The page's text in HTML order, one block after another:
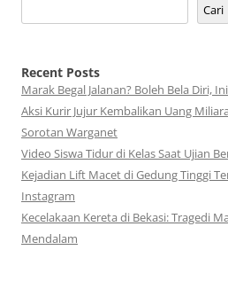
Cari
Recent Posts
Marak Begal Jalanan? Boleh Bela Diri,
Aksi Kurir Jujur Kembalikan Uang
Sorotan Warganet
Video Siswa Tidur di Kelas Saat Ujian
Kejadian Lift Macet di Gedung Tinggi
Instagram
Kecelakaan Kereta di Bekasi: Tragedi
Mendalam